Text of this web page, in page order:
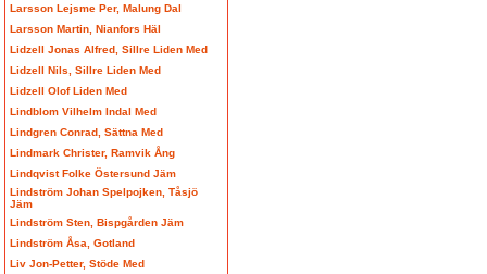
Larsson Lejsme Per, Malung Dal
Larsson Martin, Nianfors Häl
Lidzell Jonas Alfred, Sillre Liden Med
Lidzell Nils, Sillre Liden Med
Lidzell Olof Liden Med
Lindblom Vilhelm Indal Med
Lindgren Conrad, Sättna Med
Lindmark Christer, Ramvik Ång
Lindqvist Folke Östersund Jäm
Lindström Johan Spelpojken, Tåsjö
Jäm
Lindström Sten, Bispgården Jäm
Lindström Åsa, Gotland
Liv Jon-Petter, Stöde Med